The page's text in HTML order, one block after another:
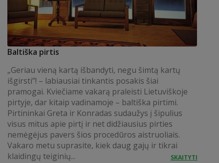
Baltiška pirtis
„Geriau vieną kartą išbandyti, negu šimtą kartų
išgirsti”! – labiausiai tinkantis posakis šiai
pramogai. Kviečiame vakarą praleisti Lietuviškoje
pirtyje, dar kitaip vadinamoje – baltiška pirtimi.
Pirtininkai Greta ir Konradas sudaužys į šipulius
visus mitus apie pirtį ir net didžiausius pirties
nemėgėjus pavers šios procedūros aistruoliais.
Vakaro metu suprasite, kiek daug gajų ir tikrai
klaidingų teiginių...
SKAITYTI